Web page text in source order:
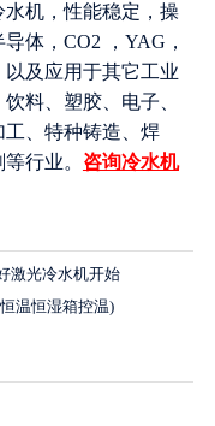
机，性能稳定，操
体，CO2 ，YAG，
及应用于其它工业
料、塑胶、电子、
、特种铸造、焊
行业。 咨询冷水机
激光冷水机开始
温恒湿箱控温)